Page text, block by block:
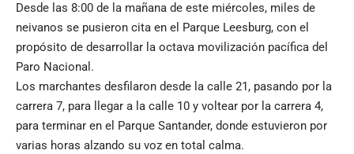
Desde las 8:00 de la mañana de este miércoles, miles de
neivanos se pusieron cita en el Parque Leesburg, con el
propósito de desarrollar la octava movilización pacífica del
Paro Nacional.
Los marchantes desfilaron desde la calle 21, pasando por la
carrera 7, para llegar a la calle 10 y voltear por la carrera 4,
para terminar en el Parque Santander, donde estuvieron por
varias horas alzando su voz en total calma.